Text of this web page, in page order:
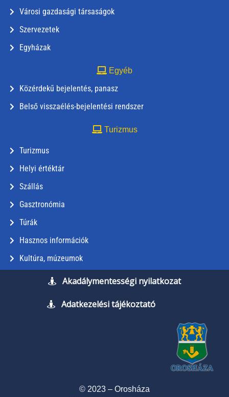
Városi gazdasági társaságok
Szervezetek
Egyházak
Egyéb
Közérdekű bejelentés, panasz
Belső visszaélés-bejelentési rendszer
Turizmus
Turizmus
Helyi értéktár
Szállás
Gasztronómia
Túrák
Hasznos információk
Kultúra, múzeumok
Akadálymentességi nyilatkozat
Adatkezelési tájékoztató
© 2023 – Orosháza